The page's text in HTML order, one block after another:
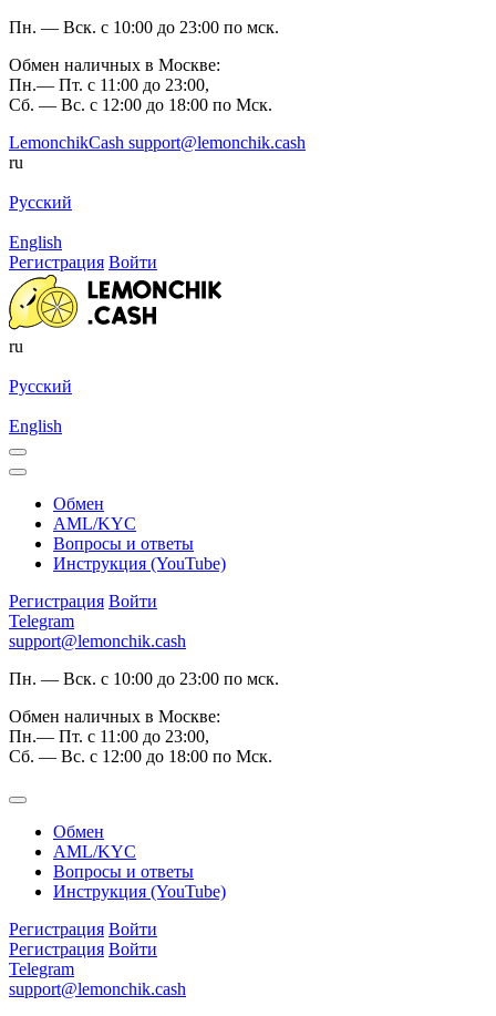
Пн. — Вск. с 10:00 до 23:00 по мск.
Обмен наличных в Москве:
Пн.— Пт. с 11:00 до 23:00,
Сб. — Вс. с 12:00 до 18:00 по Мск.
LemonchikCash support@lemonchik.cash
ru
Русский
English
Регистрация Войти
ru
Русский
English
Обмен
AML/KYC
Вопросы и ответы
Инструкция (YouTube)
Регистрация Войти
Telegram
support@lemonchik.cash
Пн. — Вск. с 10:00 до 23:00 по мск.
Обмен наличных в Москве:
Пн.— Пт. с 11:00 до 23:00,
Сб. — Вс. с 12:00 до 18:00 по Мск.
Обмен
AML/KYC
Вопросы и ответы
Инструкция (YouTube)
Регистрация Войти
Регистрация Войти
Telegram
support@lemonchik.cash